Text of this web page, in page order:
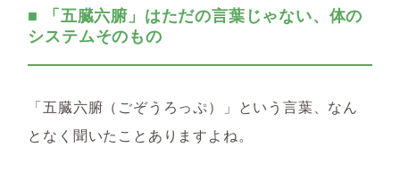
■ 「五臓六腑」はただの言葉じゃない、体の
システムそのもの
「五臓六腑（ごぞうろっぷ）」という言葉、なん
となく聞いたことありますよね。